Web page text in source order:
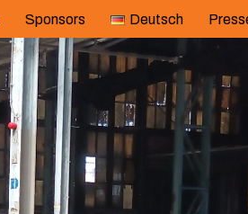
Sponsors Deutsch